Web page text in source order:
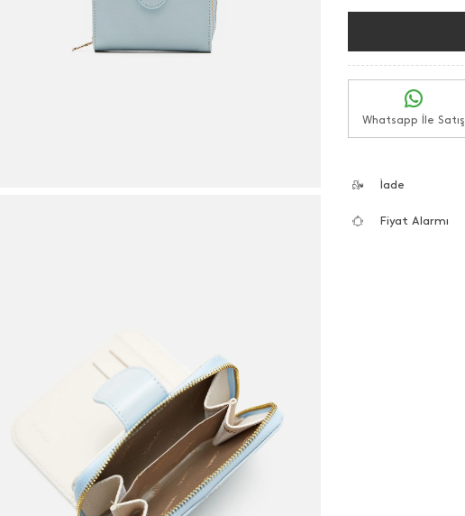
Whatsapp İle Satış
İade
Fiyat Alarmı